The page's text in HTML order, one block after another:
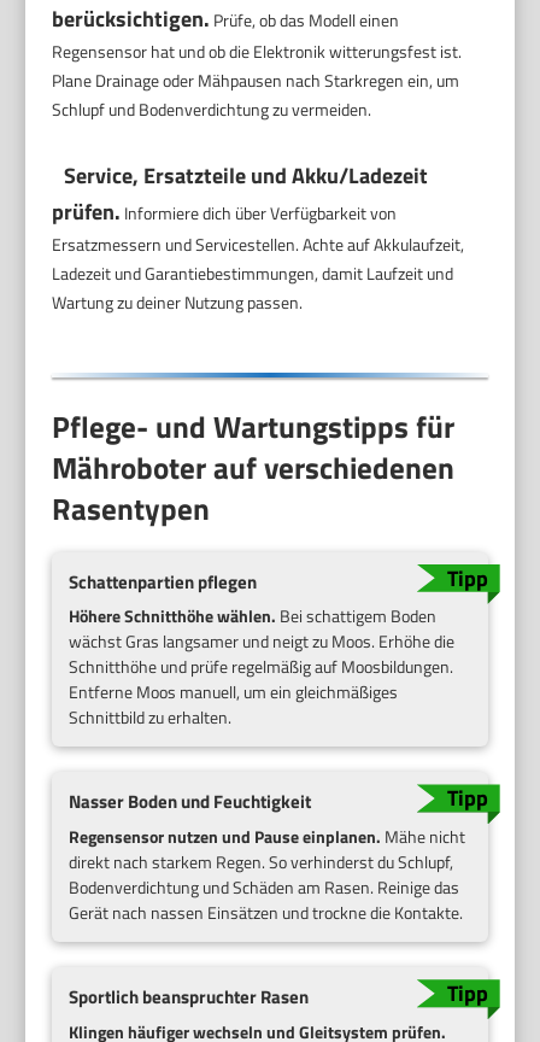
berücksichtigen. Prüfe, ob das Modell einen
Regensensor hat und ob die Elektronik witterungsfest ist.
Plane Drainage oder Mähpausen nach Starkregen ein, um
Schlupf und Bodenverdichtung zu vermeiden.
Service, Ersatzteile und Akku/Ladezeit
prüfen. Informiere dich über Verfügbarkeit von
Ersatzmessern und Servicestellen. Achte auf Akkulaufzeit,
Ladezeit und Garantiebestimmungen, damit Laufzeit und
Wartung zu deiner Nutzung passen.
Pflege- und Wartungstipps für
Mähroboter auf verschiedenen
Rasentypen
Schattenpartien pflegen
Höhere Schnitthöhe wählen. Bei schattigem Boden
wächst Gras langsamer und neigt zu Moos. Erhöhe die
Schnitthöhe und prüfe regelmäßig auf Moosbildungen.
Entferne Moos manuell, um ein gleichmäßiges
Schnittbild zu erhalten.
Nasser Boden und Feuchtigkeit
Regensensor nutzen und Pause einplanen. Mähe nicht
direkt nach starkem Regen. So verhinderst du Schlupf,
Bodenverdichtung und Schäden am Rasen. Reinige das
Gerät nach nassen Einsätzen und trockne die Kontakte.
Sportlich beanspruchter Rasen
Klingen häufiger wechseln und Gleitsystem prüfen.